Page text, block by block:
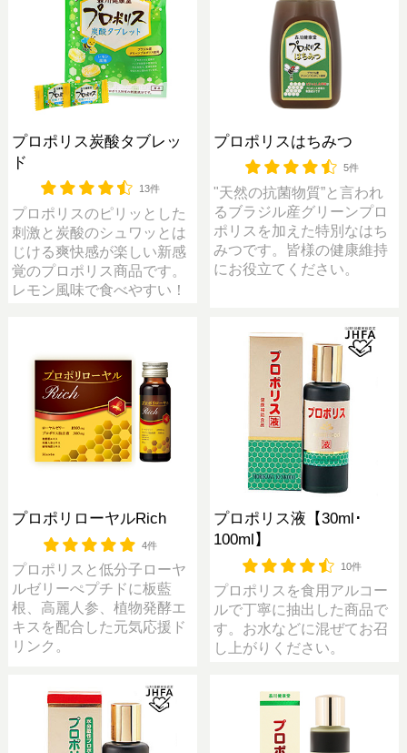
プロポリス炭酸タブレッ
ド
13件
プロポリスのピリッとした
刺激と炭酸のシュワッとは
じける爽快感が楽しい新感
覚のプロポリス商品です。
レモン風味で食べやすい！
プロポリスはちみつ
5件
"天然の抗菌物質”と言われ
るブラジル産グリーンプロ
ポリスを加えた特別なはち
みつです。皆様の健康維持
にお役立てください。
プロポリローヤルRich
4件
プロポリスと低分子ローヤ
ルゼリーぺプチドに板藍
根、高麗人参、植物発酵エ
キスを配合した元気応援ド
リンク。
プロポリス液【30ml･
100ml】
10件
プロポリスを食用アルコー
ルで丁寧に抽出した商品で
す。お水などに混ぜてお召
し上がりください。